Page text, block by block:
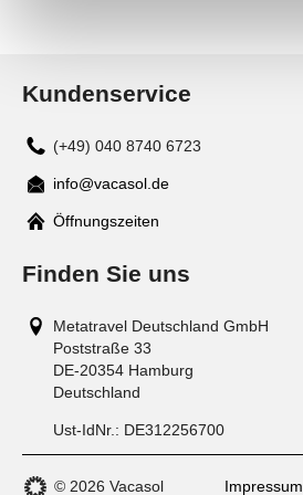
Kundenservice
(+49) 040 8740 6723
Mail
info@vacasol.de
Öffnungszeiten
Finden Sie uns
Metatravel Deutschland GmbH
Poststraße 33
DE-20354 Hamburg
Deutschland
Ust-IdNr.: DE312256700
© 2026 Vacasol Impressum